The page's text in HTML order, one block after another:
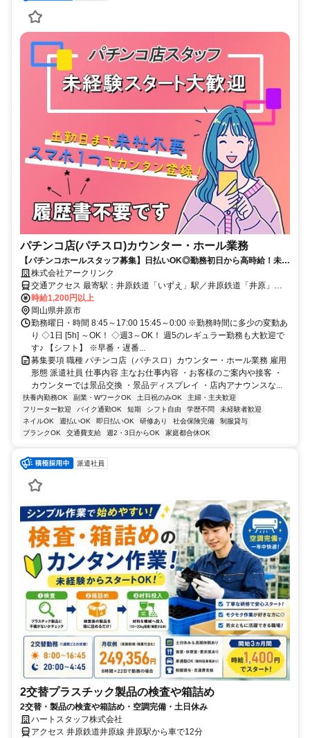
パチンコ店(パチスロ)カウンター・ホール業務
【パチンコホールスタッフ募集】日払いOK◎勤務初日から高時給！未経
験者大歓迎♪力仕事なし♪
株式会社アークリンク
交通アクセス 最寄駅：井原鉄道「いずえ」駅／井原鉄道「井原」駅
／井原鉄道「子守唄の里高屋」駅
時給1,200円以上
岡山県井原市
勤務曜日・時間 8:45～17:00 15:45～0:00 ※勤務時間に多少の変動あ
り ◇1日 [5h] ～OK！ ◇週3～OK！ 週5のレギュラー勤務も大歓迎で
す♪ 【シフト】 ※早番・遅番...
募集要項 職種 パチンコ店（パチスロ）カウンター・ホール業務 雇用
形態 派遣社員 仕事内容 主なお仕事内容 ・お客様のご案内や接客 ・
カウンターでは景品交換 ・景品ディスプレイ ・店内アナウンスな...
扶養内勤務OK 副業・WワークOK 土日祝のみOK
主婦・主夫歓迎
フリーター歓迎
バイク通勤OK 短期 シフト自由 学歴不問
未経験者歓迎
ネイルOK
週払いOK 即日払いOK 研修あり 社会保険完備
制服貸与
ブランクOK
交通費支給 週2・3日からOK 家庭都合休OK
派遣社員
2交替プラスチック製品の検査や箱詰め
2交替・製品の検査や箱詰め・空調完備・土日休み
ハートスタッフ株式会社
アクセス 井原鉄道井原線 井原駅から車で12分